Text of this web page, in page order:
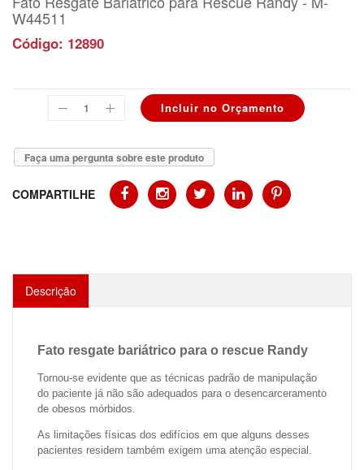
W44511
Código: 12890
Faça uma pergunta sobre este produto
COMPARTILHE
Descrição
Fato resgate bariátrico para o rescue Randy
Tornou-se evidente que as técnicas padrão de manipulação
do paciente já não são adequados para o desencarceramento
de obesos mórbidos.
As limitações físicas dos edifícios em que alguns desses
pacientes residem também exigem uma atenção especial.